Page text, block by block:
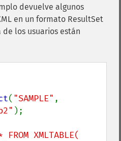
devuelve algunos
en un formato ResultSet
los usuarios están
( "SAMPLE"
);
XMLTABLE(